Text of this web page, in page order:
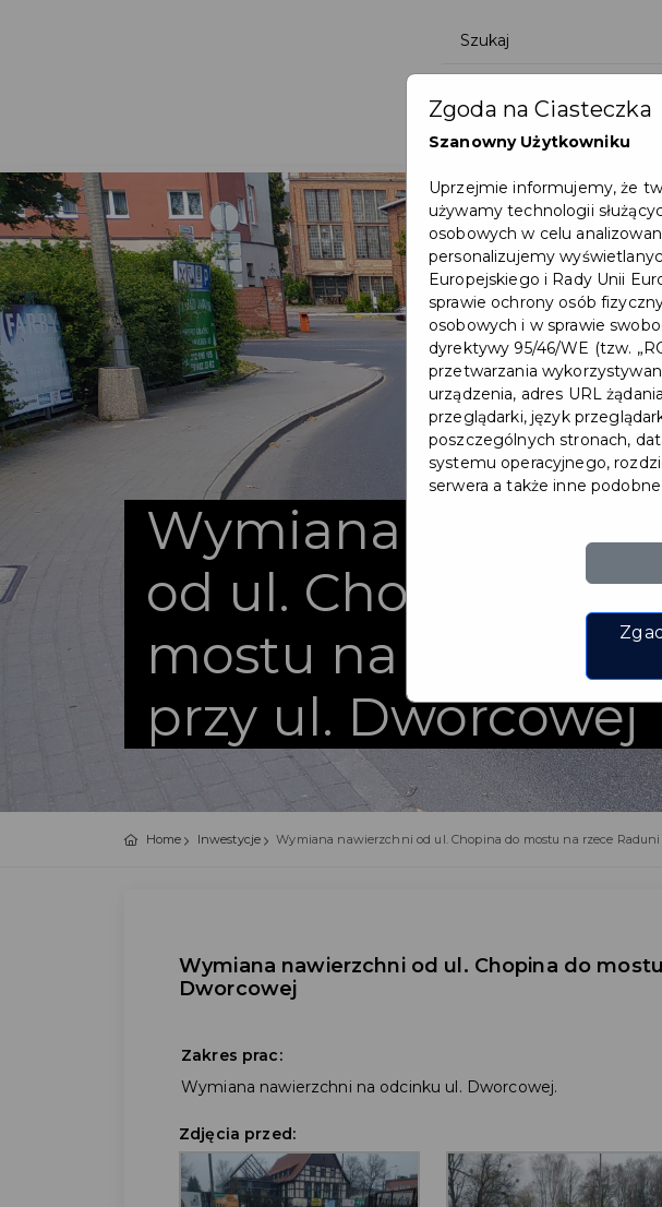
Wymiana
od ul. Chopina do
mostu na rzece
przy ul. Dworcowej
Home Inwestycje Wymiana nawierzchni od ul. Chopina do mostu na rzece
Wymiana nawierzchni od ul. Chopina do
Dworcowej
Zakres prac:
Wymiana nawierzchni na odcinku ul. Dworcowej.
Zdjęcia przed:
Zgoda na Ciasteczka
Szanowny Użytkowniku
Uprzejmie informujemy, że
używamy technologii
osobowych w celu
personalizujemy
Europejskiego i Rady Unii
sprawie ochrony osób
osobowych i w sprawie
dyrektywy 95/46/WE (tzw.
przetwarzania
urządzenia, adres URL
przeglądarki, język
poszczególnych stronach,
systemu operacyjnego,
serwera a także inne